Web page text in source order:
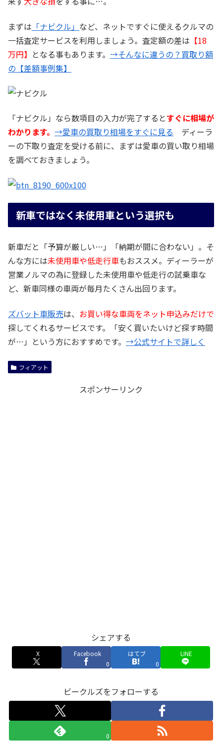
まずは 「ナビクル」 など、ネットですぐに使えるクルマの
一括査定サービスを利用しましょう。査定額の差は 【18
万円】 となる事もあります。 →そんなに違うの？買取り額
の【差額事例集】
「ナビクル」なら数項目の入力が完了するとすぐに相場が
わかります。 →愛車の買取り相場をすぐに見る ディーラ
ーの下取り査定を受ける前に、まずは愛車の買い取り相場
を調べておきましょう。
新車ではなく未使用車という選択も
新車だと「予算が厳しい…」「納期が間に合わない」。そ
んな方には未使用車や低走行車もおススメ。ディーラーが
営業ノルマの為に登録した未使用車や低走行の試乗車な
ど、新車同様の車両が毎月たくさん出回ります。
ズバット車販売は、 お買い得な車両をネット申込みだけで
探してくれるサービスです。「安く買いたいけど探す時間
が…」という方におすすめです。 →公式サイトで詳しく
フィアット
スポンサーリンク
シェアする
X
Facebook
0
はてブ
0
LINE
ビークルズをフォローする
0